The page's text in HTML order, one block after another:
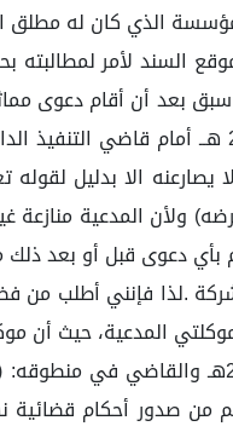
الذي كان له مطلق
السند لأمر لمطالبته
سبق بعد أن أقام دعوى
الدائرة ومحكمة الاستئناف فصدر الحكم دون الموافقة عليها .كما أنه أقام دعوى أخرى مماثله بالقضية رقم
الأصل في أموال الناس الحرمة ولا يصارعنه الا
ولأن المدعية منازعة
بأي دعوى قبل أو بعد ذلك
والشركة .لذا فإنني أطلب
عليها غير ملاقي للدعوى وطلبات موكلتي
تطلب في دعواها الماثلة أتعاب المحاماة عن القضية رقم (439566121) والصادر فيها الحكم النهائي رقم
من صدور أحكام قضائية